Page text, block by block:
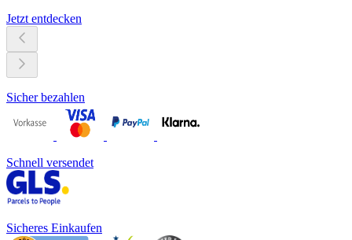
Jetzt entdecken
Sicher bezahlen
Schnell versendet
Sicheres Einkaufen